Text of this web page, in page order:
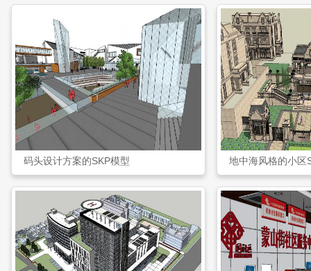
码头设计方案的SKP模型 地中海风格的小区